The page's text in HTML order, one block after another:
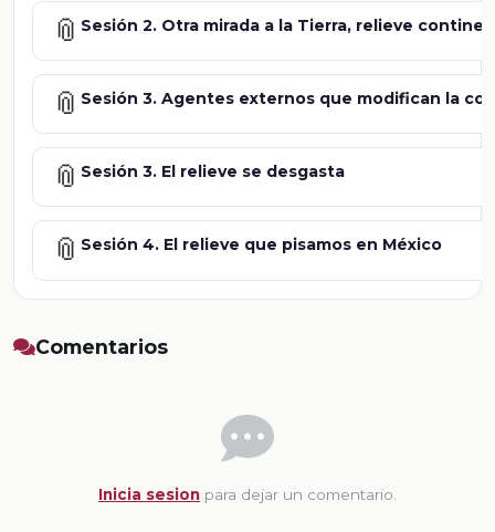
📎 Sesión 2. Otra mirada a la Tierra, relieve
📎 Sesión 3. Agentes externos que modifican la
📎 Sesión 3. El relieve se desgasta
📎 Sesión 4. El relieve que pisamos en México
Comentarios
Inicia sesion para dejar un comentario.